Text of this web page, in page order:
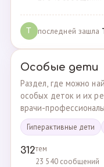
T последней зашла
Особые дети
Раздел, где можно
особых деток и их
врачи-
Гиперактивные дети
312тем
23 540 сообщений